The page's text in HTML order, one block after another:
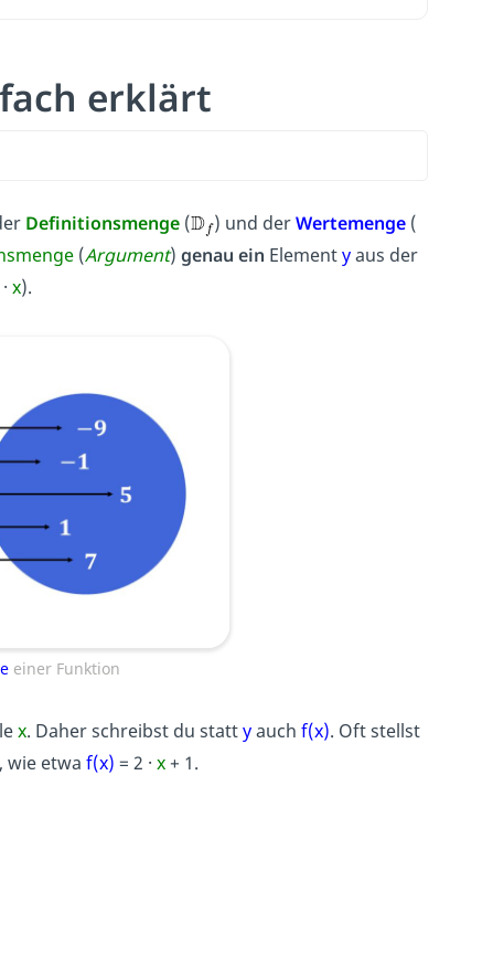
erklärt
Definitionsmenge( ) und derWertemenge (
(Argument) genau ein Elementyaus der
x).
einer Funktion
x. Daher schreibst du stattyauch f(x). Oft stellst
wie etwa f(x) = 2 · x + 1.